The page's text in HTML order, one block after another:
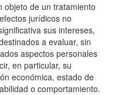
de un tratamiento
jurídicos no
sus intereses,
a evaluar, sin
aspectos personales
en particular, su
económica, estado de
o comportamiento.